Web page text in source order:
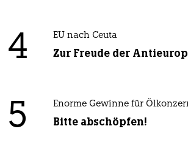
4 EU nach Ceuta
Zur Freude der
5 Enorme Gewinne für
Bitte abschöpfen!